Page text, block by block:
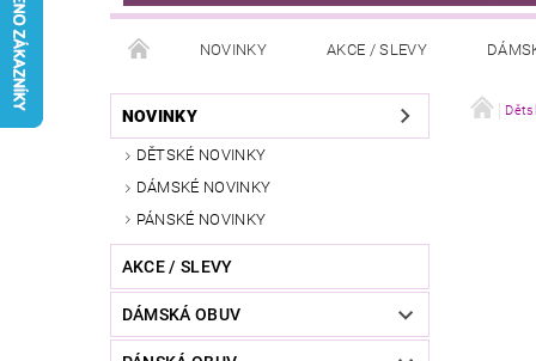
NOVINKY AKCE / SLEVY
PUNČOCHOVÉ ZBOŽÍ DOPLŇKY K OBUVI
REKLAMAČNÍ ŘÁD
NOVINKY
DĚTSKÉ NOVINKY
DÁMSKÉ NOVINKY
PÁNSKÉ NOVINKY
AKCE / SLEVY
DÁMSKÁ OBUV